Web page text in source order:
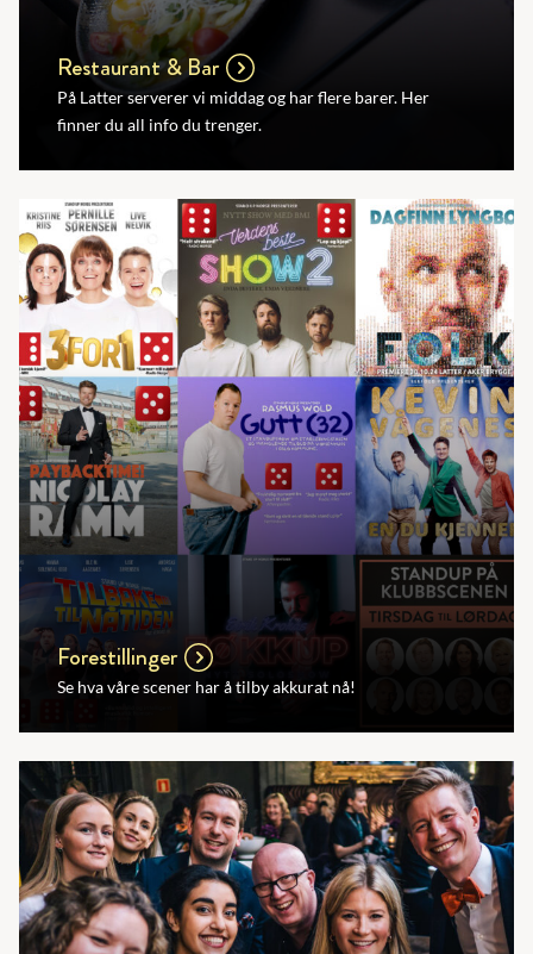
Restaurant & Bar
På Latter serverer vi middag og har flere barer. Her
finner du all info du trenger.
Forestillinger
Se hva våre scener har å tilby akkurat nå!